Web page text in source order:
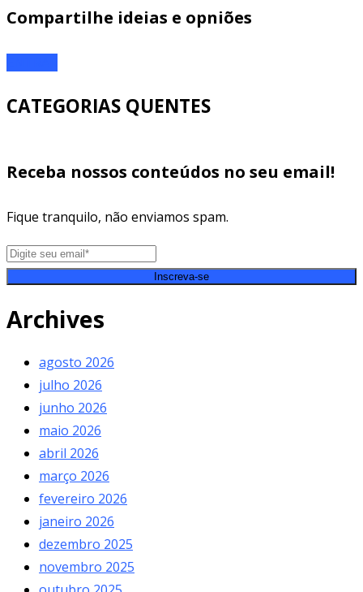
Compartilhe ideias e opniões
CATEGORIAS QUENTES
Receba nossos conteúdos no seu email!
Fique tranquilo, não enviamos spam.
Inscreva-se
Archives
agosto 2026
julho 2026
junho 2026
maio 2026
abril 2026
março 2026
fevereiro 2026
janeiro 2026
dezembro 2025
novembro 2025